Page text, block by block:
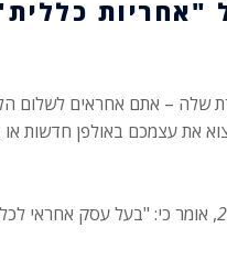
שלה – אתם אחראים
את עצמכם באולפן חדשות
, אומר כי: "בעל עסק אחראי